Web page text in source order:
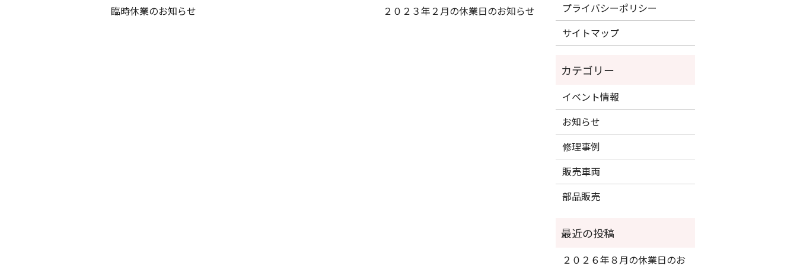
臨時休業のお知らせ ２０２３年２月の休業日のお知らせ
プライバシーポリシー
サイトマップ
イベント情報
お知らせ
修理事例
販売車両
部品販売
２０２６年８月の休業日のお